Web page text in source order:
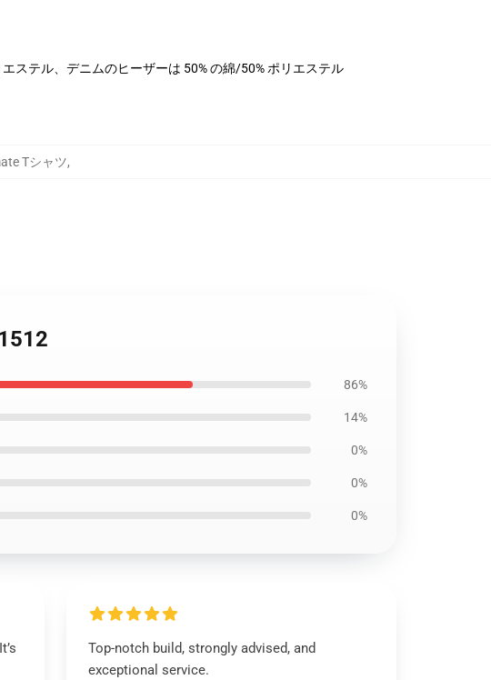
ステル、デニムのヒーザーは 50% の綿/50% ポリエステル
Tシャツ,
86%
14%
0%
0%
0%
Top-notch build, strongly advised, and
exceptional service.